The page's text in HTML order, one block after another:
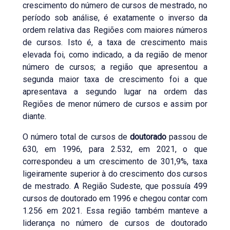
crescimento do número de cursos de mestrado, no
período sob análise, é exatamente o inverso da
ordem relativa das Regiões com maiores números
de cursos. Isto é, a taxa de crescimento mais
elevada foi, como indicado, a da região de menor
número de cursos; a região que apresentou a
segunda maior taxa de crescimento foi a que
apresentava a segundo lugar na ordem das
Regiões de menor número de cursos e assim por
diante.
O número total de cursos de doutoradopassou de
630, em 1996, para 2.532, em 2021, o que
correspondeu a um crescimento de 301,9%, taxa
ligeiramente superior à do crescimento dos cursos
de mestrado. A Região Sudeste, que possuía 499
cursos de doutorado em 1996 e chegou contar com
1.256 em 2021. Essa região também manteve a
liderança no número de cursos de doutorado